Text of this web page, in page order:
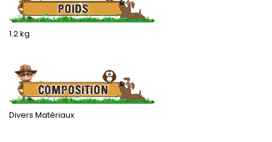
1.2 kg
.
Divers Matériaux
.